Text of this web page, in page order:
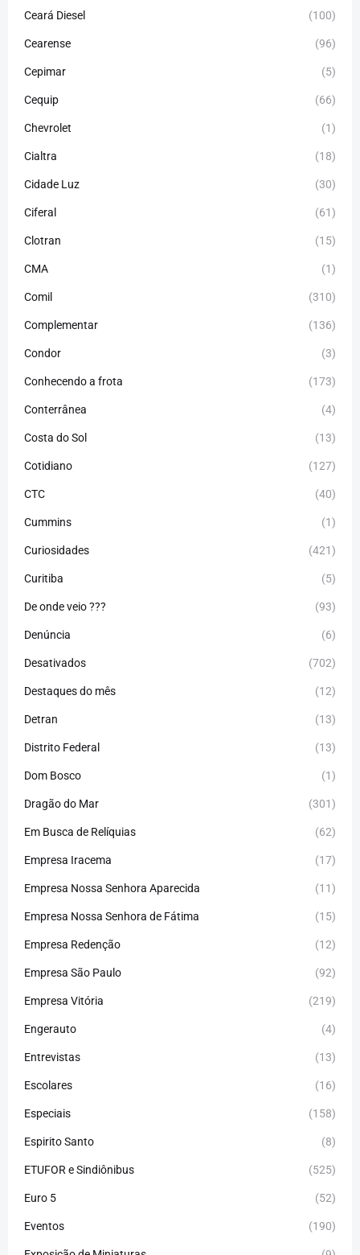
Ceará Diesel (100)
Cearense (96)
Cepimar (5)
Cequip (66)
Chevrolet (1)
Cialtra (18)
Cidade Luz (30)
Ciferal (61)
Clotran (15)
CMA (1)
Comil (310)
Complementar (136)
Condor (3)
Conhecendo a frota (173)
Conterrânea (4)
Costa do Sol (13)
Cotidiano (127)
CTC (40)
Cummins (1)
Curiosidades (421)
Curitiba (5)
De onde veio ??? (93)
Denúncia (6)
Desativados (702)
Destaques do mês (12)
Detran (13)
Distrito Federal (13)
Dom Bosco (1)
Dragão do Mar (301)
Em Busca de Relíquias (62)
Empresa Iracema (17)
Empresa Nossa Senhora Aparecida (11)
Empresa Nossa Senhora de Fátima (15)
Empresa Redenção (12)
Empresa São Paulo (92)
Empresa Vitória (219)
Engerauto (4)
Entrevistas (13)
Escolares (16)
Especiais (158)
Espirito Santo (8)
ETUFOR e Sindiônibus (525)
Euro 5 (52)
Eventos (190)